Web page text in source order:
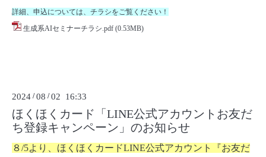
詳細、申込については、チラシをご覧ください！
生成系AIセミナーチラシ.pdf (0.53MB)
2024 /08 /02 16:33
ほくほくカード「LINE公式アカウントお友だ
ち登録キャンペーン」のお知らせ
８/5より、ほくほくカードLINE公式アカウント『お友だ